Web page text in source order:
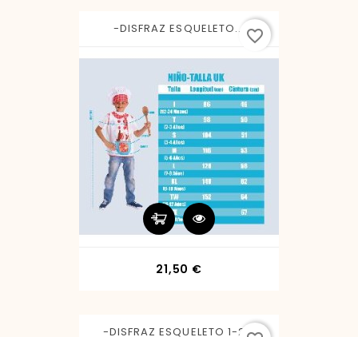
-DISFRAZ ESQUELETO...
21,50 €
favorite_border
-DISFRAZ ESQUELETO 1-2...